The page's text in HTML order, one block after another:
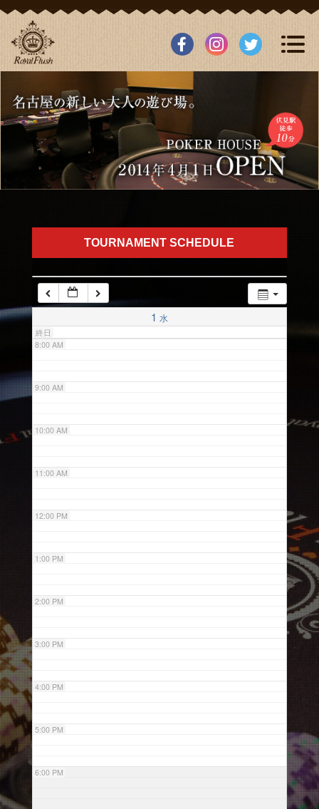
TOURNAMENT SCHEDULE
1 水
終日
1:00 AM
3:00 AM
4:00 AM
6:00 AM
7:00 AM
8:00 AM
9:00 AM
10:00 AM
11:00 AM
12:00 PM
1:00 PM
2:00 PM
3:00 PM
4:00 PM
5:00 PM
6:00 PM